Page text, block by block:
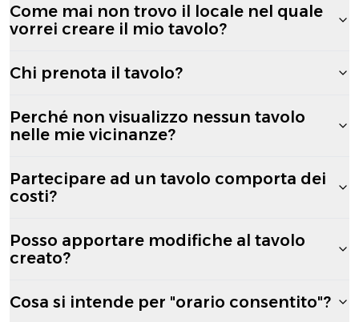
Come mai non trovo il locale nel quale
vorrei creare il mio tavolo?
Chi prenota il tavolo?
Perché non visualizzo nessun tavolo
nelle mie vicinanze?
Partecipare ad un tavolo comporta dei
costi?
Posso apportare modifiche al tavolo
creato?
Cosa si intende per "orario consentito"?